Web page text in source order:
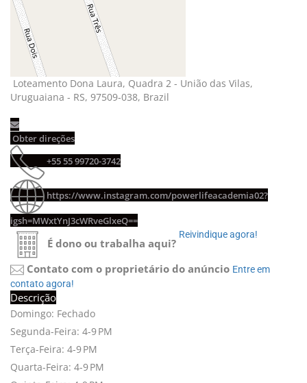
Loteamento Dona Laura, Quadra 2 - União das Vilas,
Uruguaiana - RS, 97509-038, Brazil
Obter direções
+55 55 99720-3742
https://www.instagram.com/powerlifeacademia02?
igsh=MWxtYnJ3cWRveGlxeQ==
É dono ou trabalha aqui?
Reivindique agora!
Contato com o proprietário do anúncio Entre em
contato agora!
Descrição
Domingo: Fechado
Segunda-Feira: 4-9 PM
Terça-Feira: 4-9 PM
Quarta-Feira: 4-9 PM